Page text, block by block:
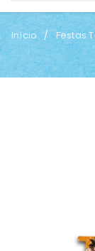
Início / Festas